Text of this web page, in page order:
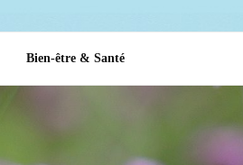
Bien-être & Santé